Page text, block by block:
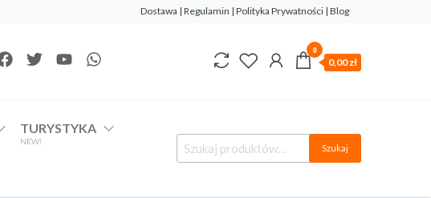
Dostawa | Regulamin | Polityka Prywatności | Blog
0
0,00 zł
TURYSTYKA
NEW!
Szukaj